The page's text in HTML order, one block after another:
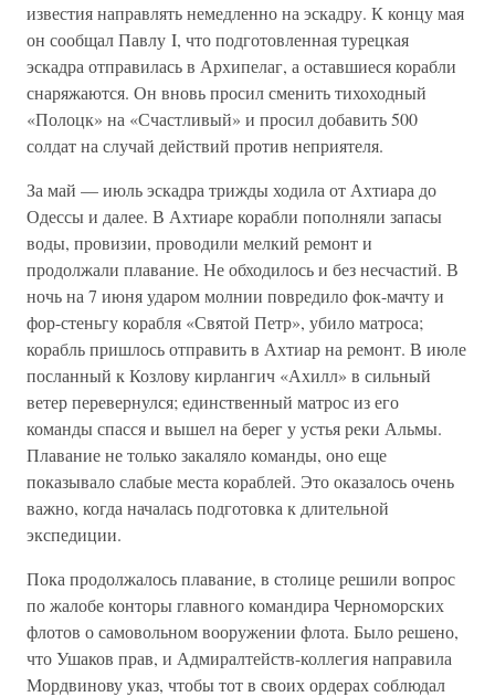
известия направлять немедленно на эскадру. К концу мая
он сообщал Павлу I, что подготовленная турецкая
эскадра отправилась в Архипелаг, а оставшиеся корабли
снаряжаются. Он вновь просил сменить тихоходный
«Полоцк» на «Счастливый» и просил добавить 500
солдат на случай действий против неприятеля.
За май — июль эскадра трижды ходила от Ахтиара до
Одессы и далее. В Ахтиаре корабли пополняли запасы
воды, провизии, проводили мелкий ремонт и
продолжали плавание. Не обходилось и без несчастий. В
ночь на 7 июня ударом молнии повредило фок-мачту и
фор-стеньгу корабля «Святой Петр», убило матроса;
корабль пришлось отправить в Ахтиар на ремонт. В июле
посланный к Козлову кирлангич «Ахилл» в сильный
ветер перевернулся; единственный матрос из его
команды спасся и вышел на берег у устья реки Альмы.
Плавание не только закаляло команды, оно еще
показывало слабые места кораблей. Это оказалось очень
важно, когда началась подготовка к длительной
экспедиции.
Пока продолжалось плавание, в столице решили вопрос
по жалобе конторы главного командира Черноморских
флотов о самовольном вооружении флота. Было решено,
что Ушаков прав, и Адмиралтейств-коллегия направила
Мордвинову указ, чтобы тот в своих ордерах соблюдал